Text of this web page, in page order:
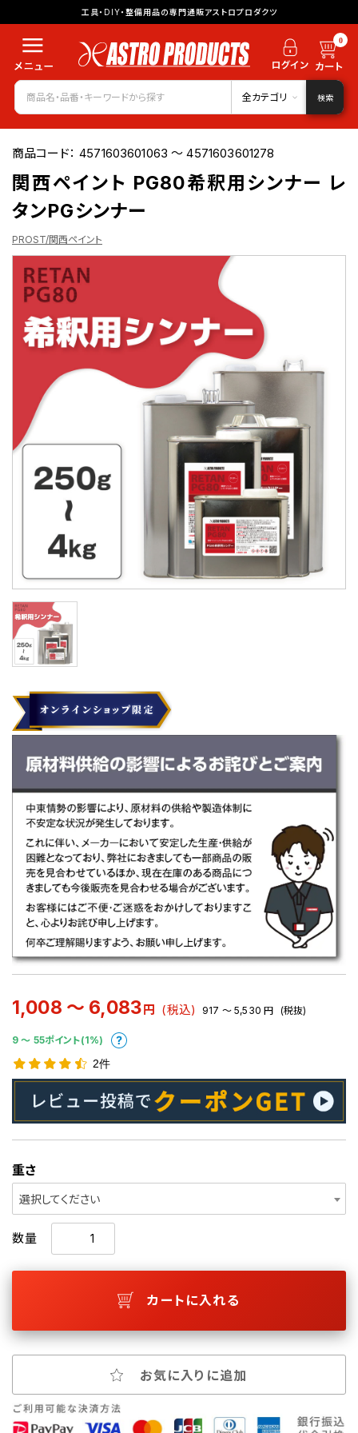
工具・DIY・整備用品の専門通販アストロプロダクツ
0
全カテゴリ 検索
商品コード：4571603601063 ～ 4571603601278
関西ペイント PG80希釈用シンナー レ
タンPGシンナー
PROST/関西ペイント
1,008 ～ 6,083 円 (税込) 917 ～ 5,530 円 (税抜)
9 〜 55ポイント(1%)
2件
重さ
選択してください
数量
カートに入れる
お気に入りに追加